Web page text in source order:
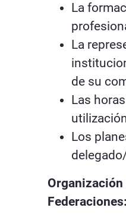
La
La
de su
Las
Los
Organización
Federaciones: